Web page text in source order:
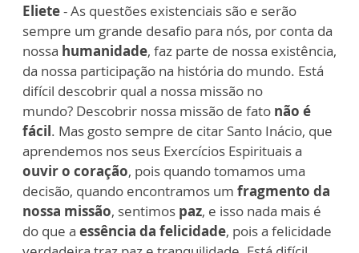
Eliete- As questões existenciais são e serão
sempre um grande desafio para nós, por conta da
nossa humanidade, faz parte de nossa existência,
da nossa participação na história do mundo. Está
difícil descobrir qual a nossa missão no
mundo? Descobrir nossa missão de fato não é
fácil. Mas gosto sempre de citar Santo Inácio, que
aprendemos nos seus Exercícios Espirituais a
ouvir o coração, pois quando tomamos uma
decisão, quando encontramos um fragmento da
nossa missão, sentimos paz, e isso nada mais é
do que a essência da felicidade, pois a felicidade